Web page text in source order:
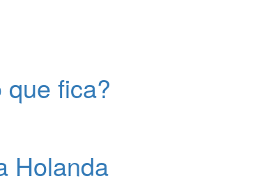
fica?
Holanda